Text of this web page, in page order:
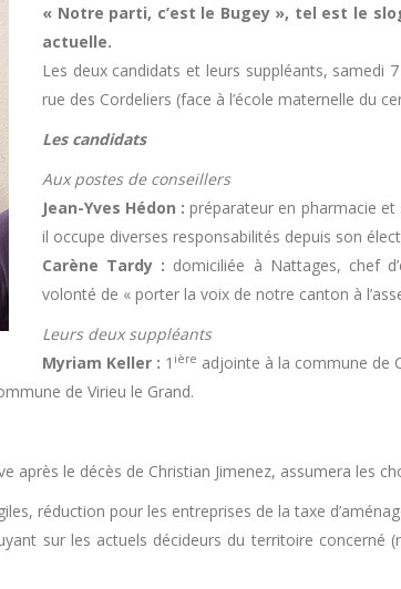
« Notre parti, c’est le Bugey », tel est le
actuelle.
Les deux candidats et leurs suppléants, samedi
rue des Cordeliers (face à l’école maternelle du
Les candidats
Aux postes de conseillers
Jean-Yves Hédon : préparateur en pharmacie
il occupe diverses responsabilités depuis son
Carène Tardy : domiciliée à Nattages, chef
volonté de « porter la voix de notre canton à
Leurs deux suppléants
Myriam Keller : 1 ière adjointe à la commune de
de Virieu le Grand.
après le décès de Christian Jimenez, assumera les
réduction pour les entreprises de la taxe
sur les actuels décideurs du territoire